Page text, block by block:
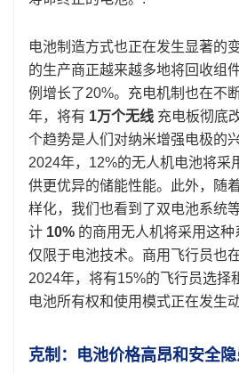
电池制造方式也正在发生显著的
的生产商正越来越多地将回收组
例增长了20%。充电机制也在不
年，将有 1万个无线 充电板彻底
个趋势是人们对纳米增强电极的
2024年，12%的无人机电池将采
供更优异的储能性能。此外，随
样化，我们也看到了双电池系统
计 10% 的商用无人机将采用这
仅限于电池技术。商用飞行员也
2024年，将有15%的飞行员选择
电池所有权和使用模式正在发生
克制：电池价格高昂和安全